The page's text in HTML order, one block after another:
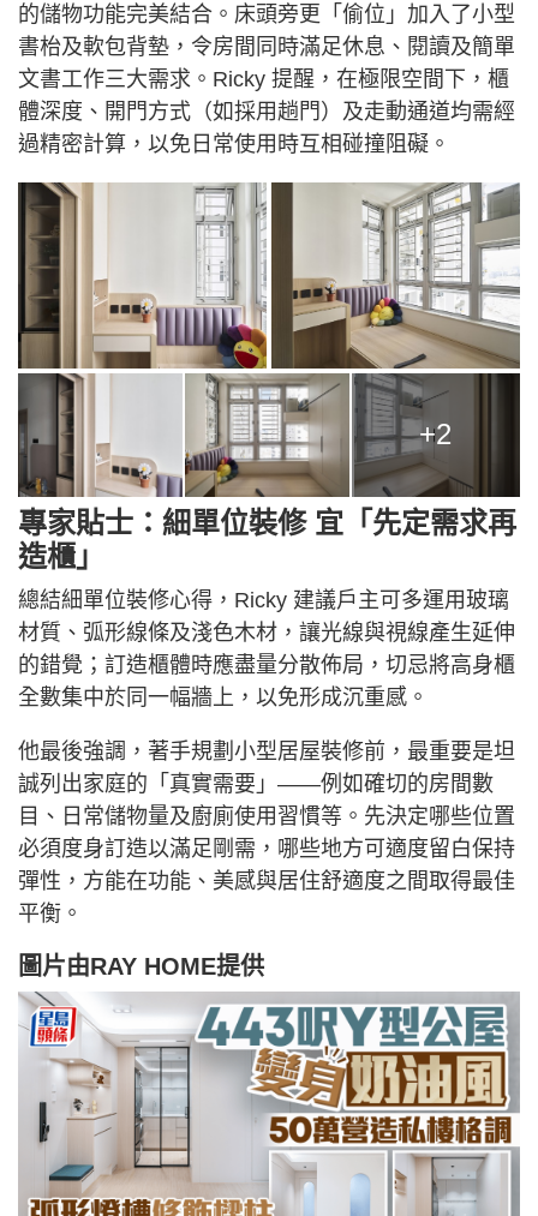
的儲物功能完美結合。床頭旁更「偷位」加入了小型
書枱及軟包背墊，令房間同時滿足休息、閱讀及簡單
文書工作三大需求。Ricky 提醒，在極限空間下，櫃
體深度、開門方式（如採用趟門）及走動通道均需經
過精密計算，以免日常使用時互相碰撞阻礙。
+2
專家貼士：細單位裝修 宜「先定需求再
造櫃」
總結細單位裝修心得，Ricky 建議戶主可多運用玻璃
材質、弧形線條及淺色木材，讓光線與視線產生延伸
的錯覺；訂造櫃體時應盡量分散佈局，切忌將高身櫃
全數集中於同一幅牆上，以免形成沉重感。
他最後強調，著手規劃小型居屋裝修前，最重要是坦
誠列出家庭的「真實需要」——例如確切的房間數
目、日常儲物量及廚廁使用習慣等。先決定哪些位置
必須度身訂造以滿足剛需，哪些地方可適度留白保持
彈性，方能在功能、美感與居住舒適度之間取得最佳
平衡。
圖片由RAY HOME提供